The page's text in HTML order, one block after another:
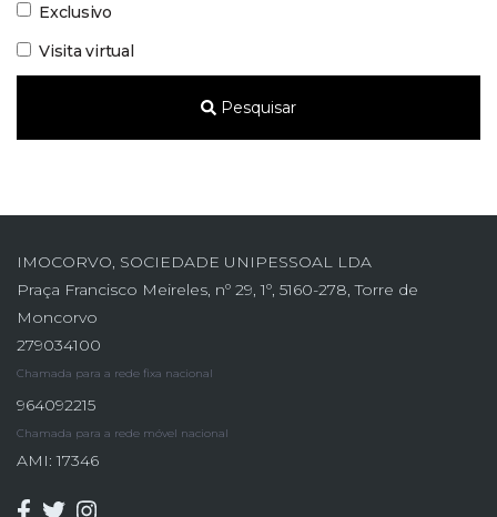
Exclusivo
Visita virtual
Pesquisar
IMOCORVO, SOCIEDADE UNIPESSOAL LDA
Praça Francisco Meireles, nº 29, 1º, 5160-278, Torre de
Moncorvo
279034100
Chamada para a rede fixa nacional
964092215
Chamada para a rede móvel nacional
AMI: 17346